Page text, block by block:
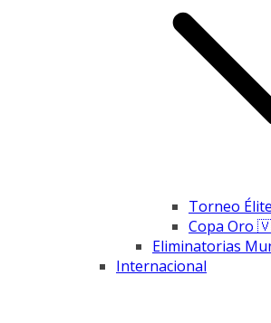
Torneo
Copa Oro
Eliminatorias
Internacional